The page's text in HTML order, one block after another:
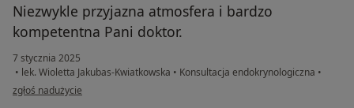
Niezwykle przyjazna atmosfera i bardzo
kompetentna Pani doktor.
7 stycznia 2025
• lek. Wioletta Jakubas-Kwiatkowska • Konsultacja endokrynologiczna •
w opinii użytkownika Jarek
zgłoś nadużycie